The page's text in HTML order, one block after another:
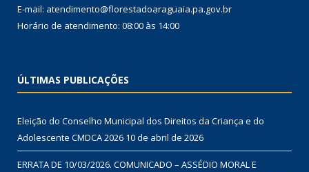
E-mail: atendimento@florestadoaraguaia.pa.gov.br
Horário de atendimento: 08:00 às 14:00
ÚLTIMAS PUBLICAÇÕES
Eleição do Conselho Municipal dos Direitos da Criança e do
Adolescente CMDCA 2026 10 de abril de 2026
ERRATA DE 10/03/2026. COMUNICADO – ASSÉDIO MORAL E